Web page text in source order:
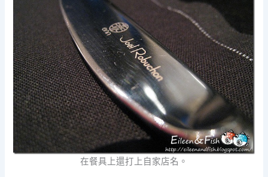
在餐具上還打上自家店名。